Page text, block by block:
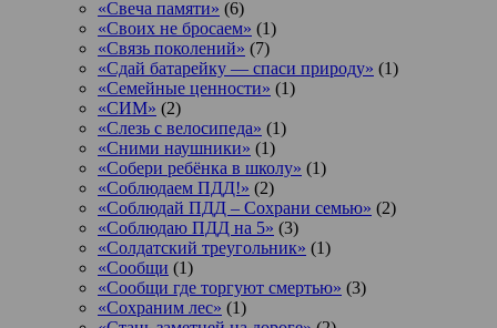
«Свеча памяти» (6)
«Своих не бросаем» (1)
«Связь поколений» (7)
«Сдай батарейку — спаси природу» (1)
«Семейные ценности» (1)
«СИМ» (2)
«Слезь с велосипеда» (1)
«Сними наушники» (1)
«Собери ребёнка в школу» (1)
«Соблюдаем ПДД!» (2)
«Соблюдай ПДД – Сохрани семью» (2)
«Соблюдаю ПДД на 5» (3)
«Солдатский треугольник» (1)
«Сообщи (1)
«Сообщи где торгуют смертью» (3)
«Сохраним лес» (1)